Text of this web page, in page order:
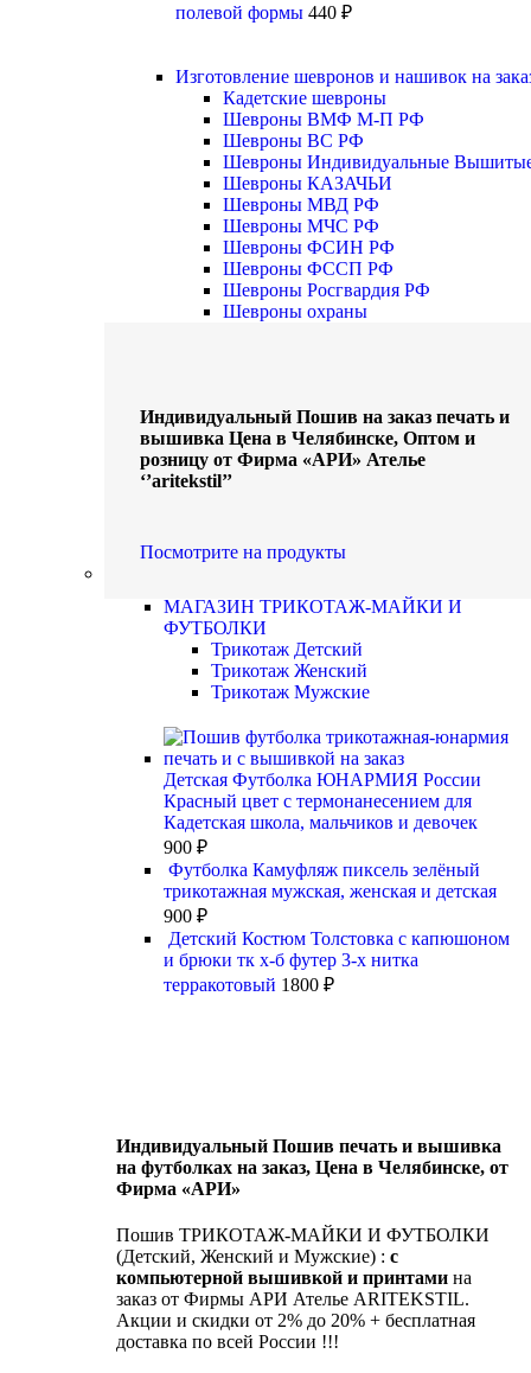
полевой формы 440 ₽
Изготовление шевронов и нашивок на
Кадетские шевроны
Шевроны ВМФ М-П РФ
Шевроны ВС РФ
Шевроны Индивидуальные
Шевроны КАЗАЧЬИ
Шевроны МВД РФ
Шевроны МЧС РФ
Шевроны ФСИН РФ
Шевроны ФССП РФ
Шевроны Росгвардия РФ
Шевроны охраны
Индивидуальный Пошив на заказ печать и
вышивка Цена в Челябинске, Оптом и
розницу от Фирма «АРИ» Ателье
‘’aritekstil’’
Посмотрите на продукты
МАГАЗИН ТРИКОТАЖ-МАЙКИ И
ФУТБОЛКИ
Трикотаж Детский
Трикотаж Женский
Трикотаж Мужские
Детская Футболка ЮНАРМИЯ России
Красный цвет с термонанесением для
Кадетская школа, мальчиков и девочек
900 ₽
Футболка Камуфляж пиксель зелёный
трикотажная мужская, женская и детская
900 ₽
Детский Костюм Толстовка с капюшоном
и брюки тк х-б футер 3-х нитка
терракотовый 1800 ₽
Индивидуальный Пошив печать и вышивка
на футболках на заказ, Цена в Челябинске, от
Фирма «АРИ»
Пошив ТРИКОТАЖ-МАЙКИ И ФУТБОЛКИ
(Детский, Женский и Мужские) : с
компьютерной вышивкой и принтами на
заказ от Фирмы АРИ Ателье ARITEKSTIL.
Акции и скидки от 2% до 20% + бесплатная
доставка по всей России !!!